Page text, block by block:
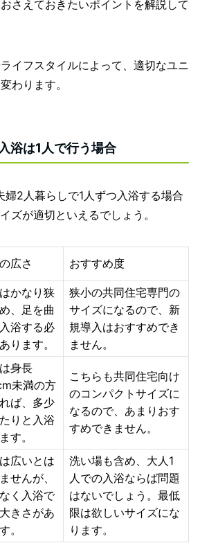
さえておきたいポイントを解説して
イフスタイルによって、適切なユニ
わります。
浴は1人で行う場合
婦2人暮らしで1人ずつ入浴する場合
ズが適切といえるでしょう。
広さ おすすめ度
かなり狭
、足を曲
浴する必
ります。
狭小の共同住宅専門の
サイズになるので、新
規導入はおすすめでき
ません。
身長
未満の方
ば、多少
りと入浴
す。
こちらも共同住宅向け
のコンパクトサイズに
なるので、あまりおす
すめできません。
広いとは
せんが、
く入浴で
きさがあ
。
洗い場も含め、大人1
人での入浴ならば問題
はないでしょう。最低
限は欲しいサイズにな
ります。